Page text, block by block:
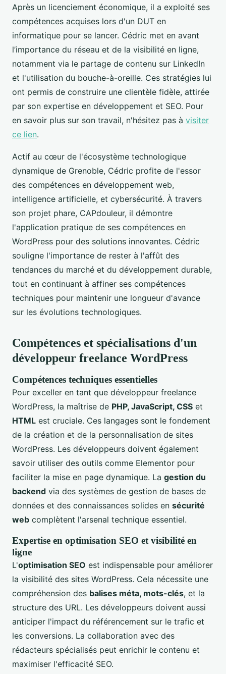
Après un licenciement économique, il a exploité ses
compétences acquises lors d'un DUT en
informatique pour se lancer. Cédric met en avant
l’importance du réseau et de la visibilité en ligne,
notamment via le partage de contenu sur LinkedIn
et l'utilisation du bouche-à-oreille. Ces stratégies lui
ont permis de construire une clientèle fidèle, attirée
par son expertise en développement et SEO. Pour
en savoir plus sur son travail, n'hésitez pas à visiter
ce lien.
Actif au cœur de l'écosystème technologique
dynamique de Grenoble, Cédric profite de l'essor
des compétences en développement web,
intelligence artificielle, et cybersécurité. À travers
son projet phare, CAPdouleur, il démontre
l'application pratique de ses compétences en
WordPress pour des solutions innovantes. Cédric
souligne l'importance de rester à l'affût des
tendances du marché et du développement durable,
tout en continuant à affiner ses compétences
techniques pour maintenir une longueur d'avance
sur les évolutions technologiques.
Compétences et spécialisations d'un
développeur freelance WordPress
Compétences techniques essentielles
Pour exceller en tant que développeur freelance
WordPress, la maîtrise de PHP, JavaScript, CSS et
HTML est cruciale. Ces langages sont le fondement
de la création et de la personnalisation de sites
WordPress. Les développeurs doivent également
savoir utiliser des outils comme Elementor pour
faciliter la mise en page dynamique. La gestion du
backend via des systèmes de gestion de bases de
données et des connaissances solides en sécurité
web complètent l'arsenal technique essentiel.
Expertise en optimisation SEO et visibilité en
ligne
L'optimisation SEO est indispensable pour améliorer
la visibilité des sites WordPress. Cela nécessite une
compréhension des balises méta, mots-clés, et la
structure des URL. Les développeurs doivent aussi
anticiper l'impact du référencement sur le trafic et
les conversions. La collaboration avec des
rédacteurs spécialisés peut enrichir le contenu et
maximiser l'efficacité SEO.